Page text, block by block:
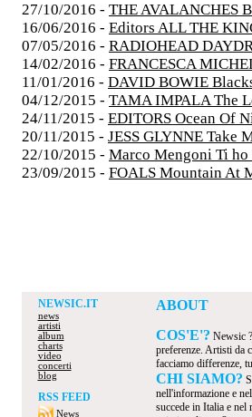
27/10/2016 - THE AVALANCHES
16/06/2016 - Editors ALL THE
07/05/2016 - RADIOHEAD
14/02/2016 - FRANCESCA
11/01/2016 - DAVID BOWIE
04/12/2015 - TAMA IMPALA The
24/11/2015 - EDITORS Ocean Of
20/11/2015 - JESS GLYNNE Take
22/10/2015 - Marco Mengoni Ti ho
23/09/2015 - FOALS Mountain At
NEWSIC.IT
news
artisti
album
charts
video
concerti
blog
RSS FEED
News
ABOUT
COS'E'? Newsic
preferenze. Artisti da
facciamo differenze,
CHI SIAMO?
nell'informazione e
succede in Italia e